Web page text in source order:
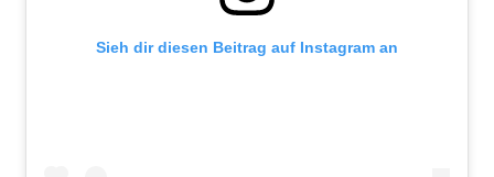
Sieh dir diesen Beitrag auf Instagram an